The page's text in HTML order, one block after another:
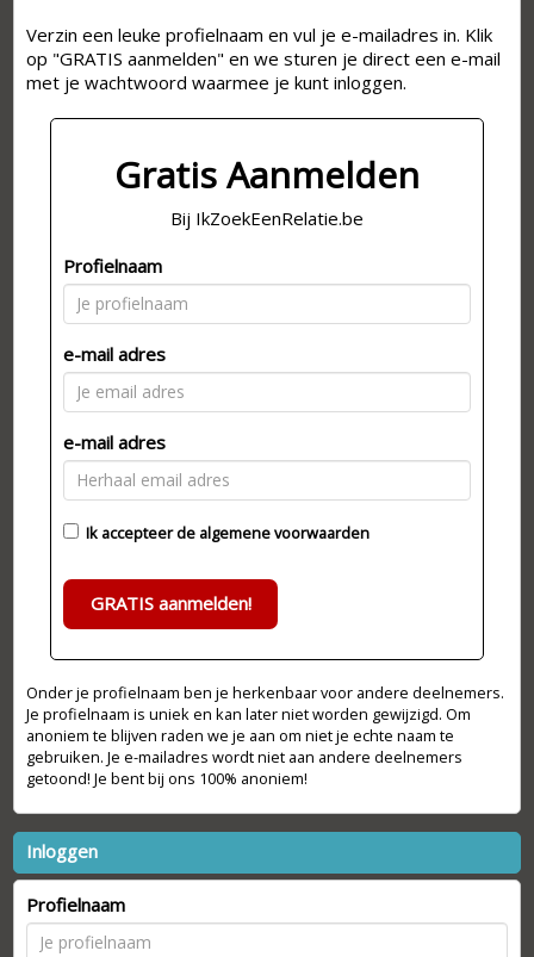
Verzin een leuke profielnaam en vul je e-mailadres in. Klik
op "GRATIS aanmelden" en we sturen je direct een e-mail
met je wachtwoord waarmee je kunt inloggen.
Gratis Aanmelden
Bij IkZoekEenRelatie.be
Profielnaam
e-mail adres
e-mail adres
Ik accepteer de algemene voorwaarden
GRATIS aanmelden!
Onder je profielnaam ben je herkenbaar voor andere deelnemers.
Je profielnaam is uniek en kan later niet worden gewijzigd. Om
anoniem te blijven raden we je aan om niet je echte naam te
gebruiken. Je e-mailadres wordt niet aan andere deelnemers
getoond! Je bent bij ons 100% anoniem!
Inloggen
Profielnaam